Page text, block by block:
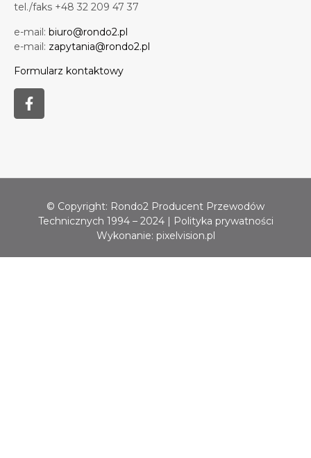
tel./faks +48 32 209 47 37
e-mail: biuro@rondo2.pl
e-mail: zapytania@rondo2.pl
Formularz kontaktowy
© Copyright: Rondo2 Producent Przewodów
Technicznych 1994 – 2024 |
Polityka prywatności
Wykonanie: pixelvision.pl